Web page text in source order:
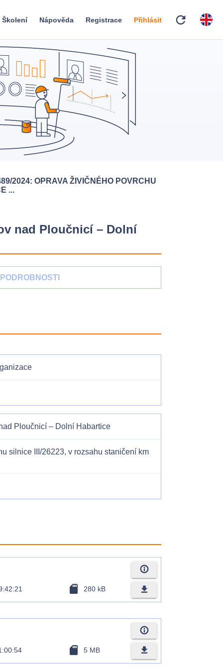
Školení Nápověda Registrace Přihlásit refresh
2024: OPRAVA ŽIVIČNÉHO POVRCHU
...
nad Ploučnicí – Dolní
PODROBNOSTI
Ploučnicí – Dolní Habartice
silnice III/26223, v rozsahu staničení km
sd_card 280 kB
info_outline
file_download
sd_card 5 MB
info_outline
file_download